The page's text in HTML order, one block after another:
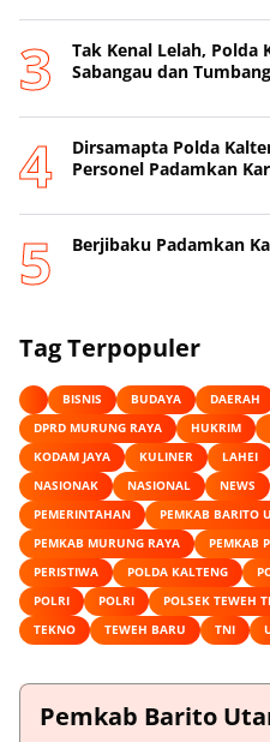
Tak Kenal Lelah, Polda
Sabangau dan
Dirsamapta Polda
Personel Padamkan
Berjibaku Padamkan
Tag Terpopuler
BISNIS BUDAYA DAERAH
DPRD MURUNG RAYA
HUKRIM
KODAM JAYA
KULINER LAHEI
NASIONAK
NASIONAL NEWS
PEMERINTAHAN
PEMKAB BARITO
PEMKAB MURUNG RAYA
PEMKAB
PERISTIWA
POLDA KALTENG
POLRI
POLRI POLSEK TEWEH
TEKNO
TEWEH BARU TNI
Pemkab Barito